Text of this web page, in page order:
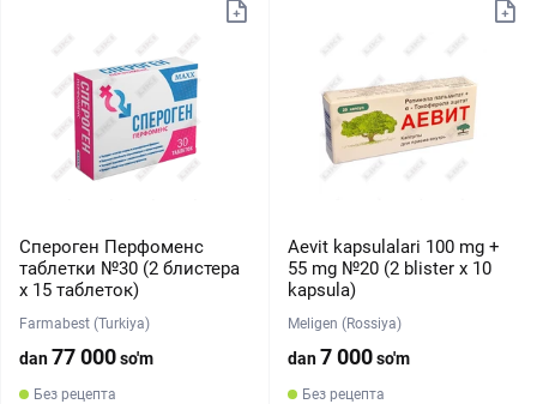
Спероген Перфоменс
таблетки №30 (2 блистера
х 15 таблеток)
Farmabest (Turkiya)
dan77 000so'm
Без рецепта
Aevit kapsulalari 100 mg +
55 mg №20 (2 blister х 10
kapsula)
Meligen (Rossiya)
dan7 000so'm
Без рецепта